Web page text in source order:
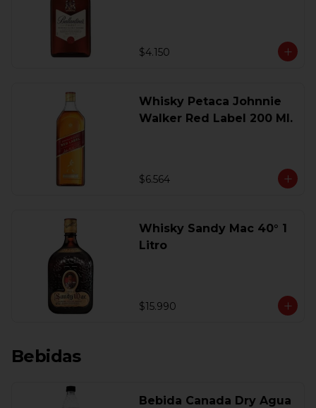
$4.150
Whisky Petaca Johnnie
Walker Red Label 200 Ml.
$6.564
Whisky Sandy Mac 40° 1
Litro
$15.990
Bebidas
Bebida Canada Dry Agua